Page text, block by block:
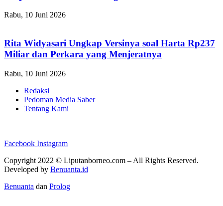
Rabu, 10 Juni 2026
Rita Widyasari Ungkap Versinya soal Harta Rp237
Miliar dan Perkara yang Menjeratnya
Rabu, 10 Juni 2026
Redaksi
Pedoman Media Saber
Tentang Kami
Facebook Instagram
Copyright 2022 © Liputanborneo.com – All Rights Reserved.
Developed by Benuanta.id
Benuanta dan Prolog